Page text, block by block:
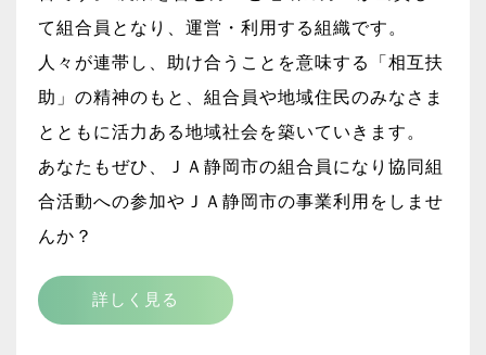
て組合員となり、運営・利用する組織です。
人々が連帯し、助け合うことを意味する「相互扶
助」の精神のもと、組合員や地域住民のみなさま
とともに活力ある地域社会を築いていきます。
あなたもぜひ、ＪＡ静岡市の組合員になり協同組
合活動への参加やＪＡ静岡市の事業利用をしませ
んか？
詳しく見る